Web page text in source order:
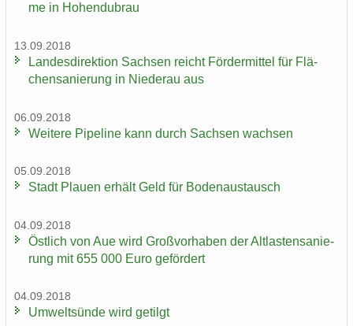
me in Ho­hen­du­brau
13.09.2018
Lan­des­di­rek­ti­on Sach­sen reicht För­der­mit­tel für Flä­
chen­sa­nie­rung in Nie­der­au aus
06.09.2018
Wei­te­re Pipe­line kann durch Sach­sen wach­sen
05.09.2018
Stadt Plau­en er­hält Geld für Bo­den­aus­tausch
04.09.2018
Öst­lich von Aue wird Groß­vor­ha­ben der Alt­las­ten­sa­nie­
rung mit 655 000 Euro ge­för­dert
04.09.2018
Um­welt­sün­de wird ge­tilgt